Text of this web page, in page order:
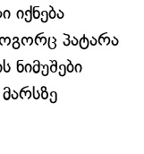
იქნება
პატარა